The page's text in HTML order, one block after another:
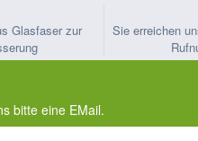
Glasfaser zur
Sie erreichen
bitte eine EMail.